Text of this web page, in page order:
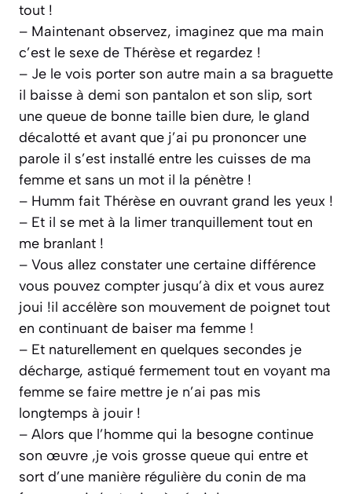
tout !
– Maintenant observez, imaginez que ma main
c’est le sexe de Thérèse et regardez !
– Je le vois porter son autre main a sa braguette
il baisse à demi son pantalon et son slip, sort
une queue de bonne taille bien dure, le gland
décalotté et avant que j’ai pu prononcer une
parole il s’est installé entre les cuisses de ma
femme et sans un mot il la pénètre !
– Humm fait Thérèse en ouvrant grand les yeux !
– Et il se met à la limer tranquillement tout en
me branlant !
– Vous allez constater une certaine différence
vous pouvez compter jusqu’à dix et vous aurez
joui !il accélère son mouvement de poignet tout
en continuant de baiser ma femme !
– Et naturellement en quelques secondes je
décharge, astiqué fermement tout en voyant ma
femme se faire mettre je n’ai pas mis
longtemps à jouir !
– Alors que l’homme qui la besogne continue
son œuvre ,je vois grosse queue qui entre et
sort d’une manière régulière du conin de ma